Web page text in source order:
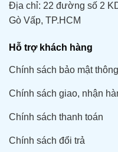
Địa chỉ: 22 đường số 2
Gò Vấp, TP.HCM
Hỗ trợ khách hàng
Chính sách bảo mật
Chính sách giao, nhận
Chính sách thanh toán
Chính sách đổi trả